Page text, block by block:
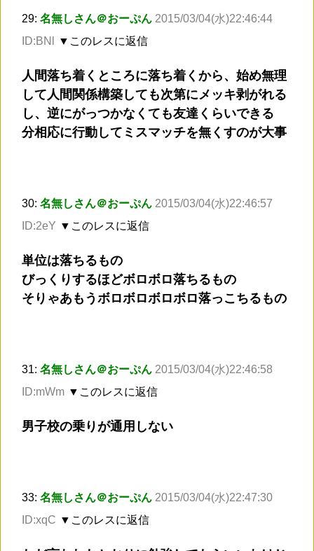
29: 名無しさん＠おーぷん 2015/03/04(水)22:46:44
ID:BNl
▼このレスに返信
人間落ち着くところに落ち着くから、始め無理
して人間関係構築しても次第にメッキ剥がれる
し、逆にがっつかなくても友達くらいできる
分相応に行動してミスマッチを無くすのが大事
30: 名無しさん＠おーぷん 2015/03/04(水)22:46:57
ID:2eY ▼このレスに返信
単位は落ちるもの
びっくりするほどボロボロ落ちるもの
そりゃあもうボロボロボロボロ落っこちるもの
31: 名無しさん＠おーぷん 2015/03/04(水)22:46:58
ID:mWm ▼このレスに返信
男子校の乗りが通用しない
33: 名無しさん＠おーぷん 2015/03/04(水)22:47:30
ID:xqC ▼このレスに返信